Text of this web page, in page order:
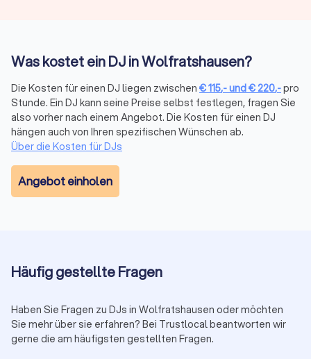
Den perfekten DJ in
Wolfratshausen finden
unverbindliche Angebote von geprüften DJs in
Ihrer Nähe. Kostenlos, transparent und auf Basis
Unverbindlich
Jetzt DJs vergleichen
Was kostet ein DJ in Wolfratshausen?
Die Kosten für einen DJ liegen zwischen €115,-und€220,-pro
Stunde. Ein DJ kann seine Preise selbst festlegen, fragen Sie
also vorher nach einem Angebot. Die Kosten für einen DJ
hängen auch von Ihren spezifischen Wünschen ab.
Über die Kosten für DJs
Angebot einholen
Häufig gestellte Fragen
Haben Sie Fragen zu DJs in Wolfratshausen oder möchten
Sie mehr über sie erfahren? Bei Trustlocal beantworten wir
gerne die am häufigsten gestellten Fragen.